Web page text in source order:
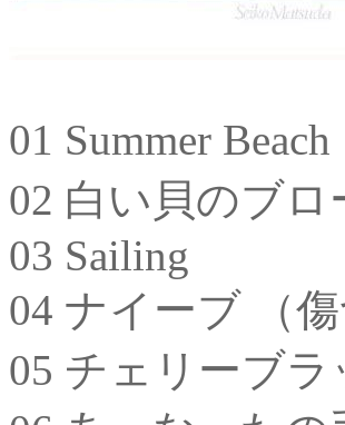
01 Summer
02 白い貝のブロ
03 Sailing
04 ナイーブ （
05 チェリーブラ